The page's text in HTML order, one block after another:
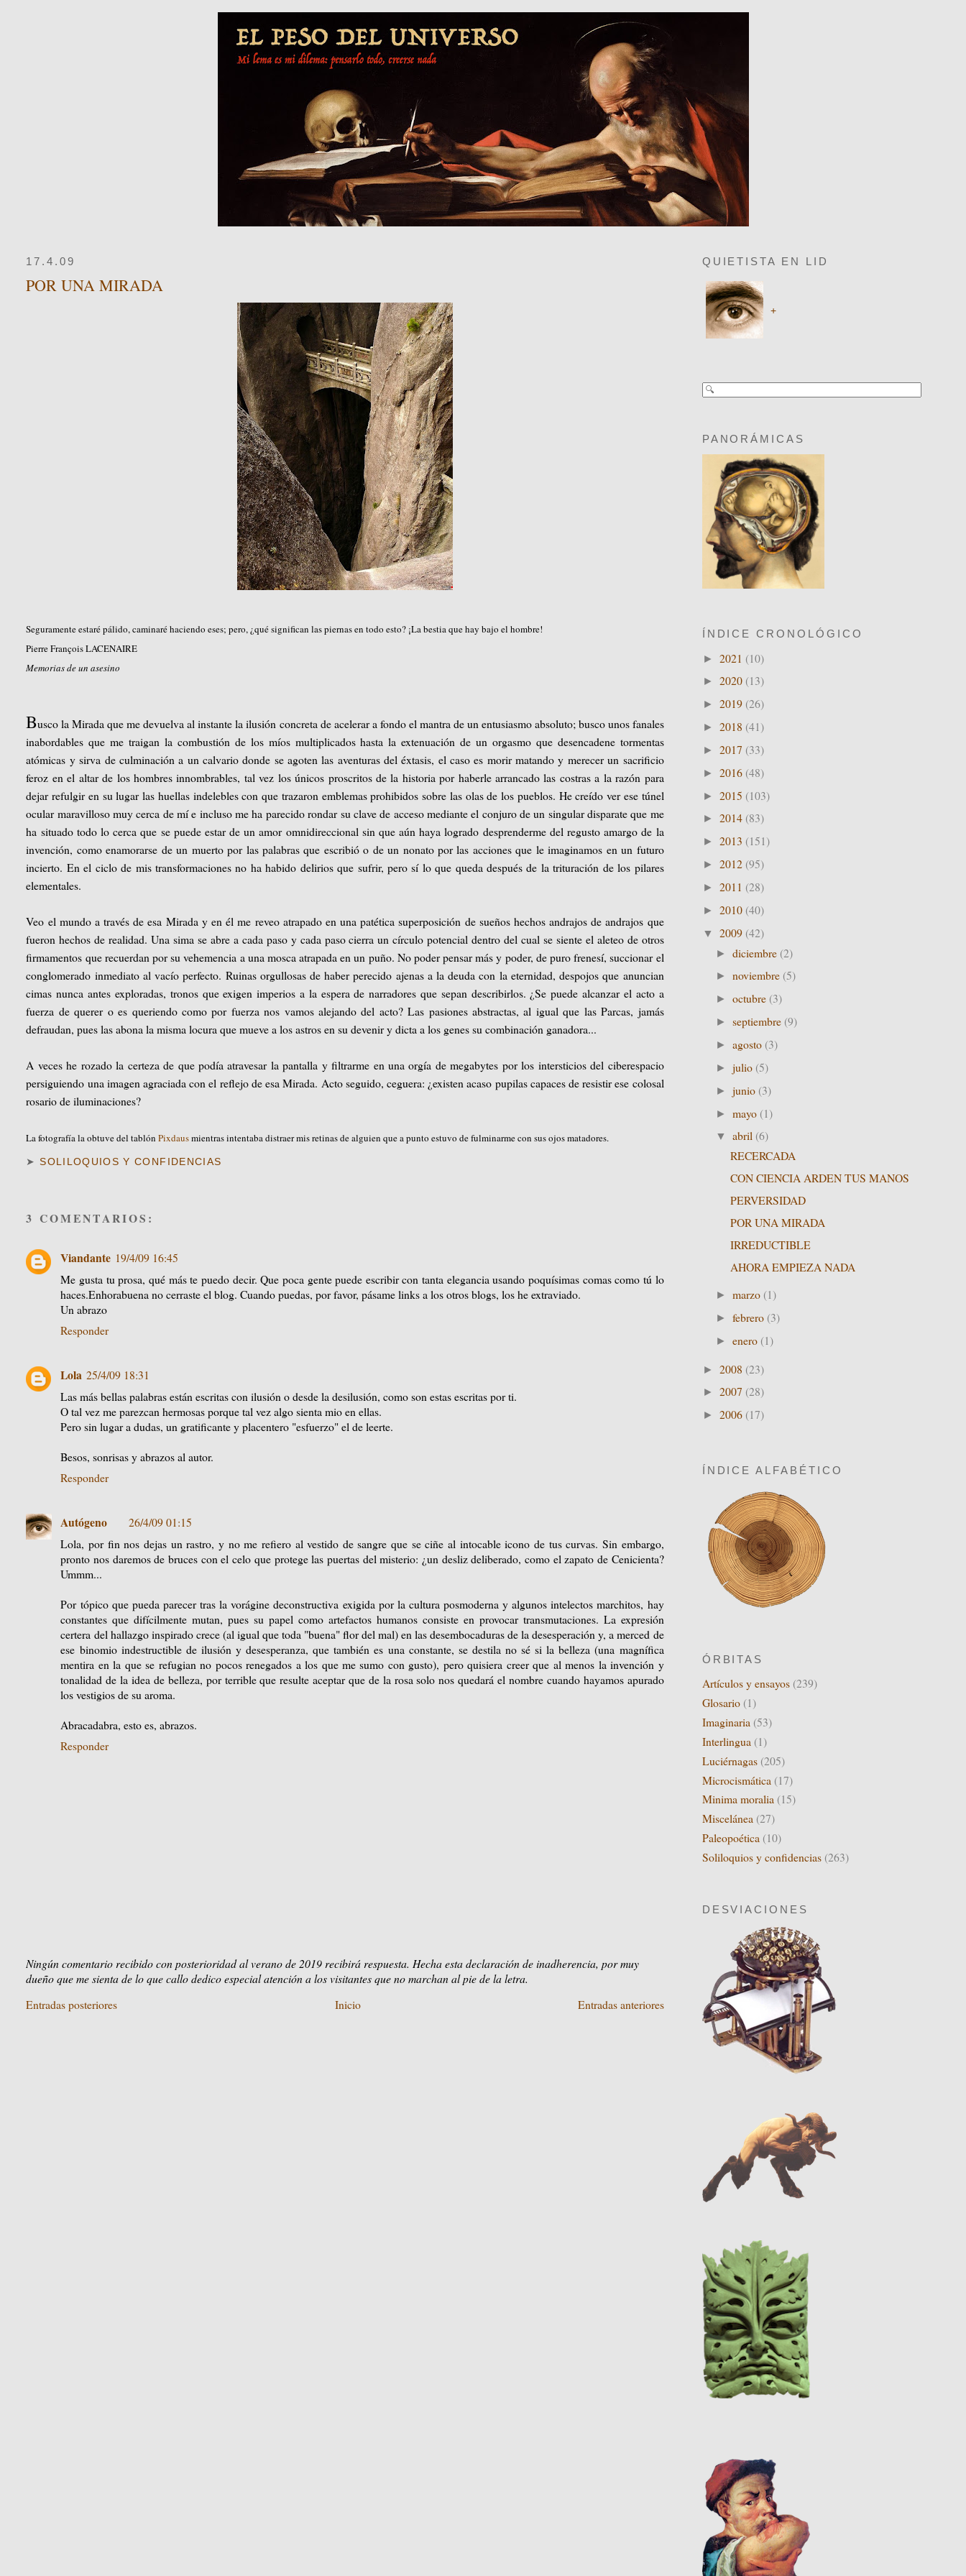
17.4.09
POR UNA MIRADA
Seguramente estaré pálido, caminaré haciendo eses; pero, ¿qué significan las piernas en todo esto? ¡La bestia que hay bajo el hombre!
Pierre François LACENAIRE
Memorias de un asesino
Busco la Mirada que me devuelva al instante la ilusión concreta de acelerar a fondo el mantra de un entusiasmo absoluto; busco unos fanales
inabordables que me traigan la combustión de los míos multiplicados hasta la extenuación de un orgasmo que desencadene tormentas
atómicas y sirva de culminación a un calvario donde se agoten las aventuras del éxtasis, el caso es morir matando y merecer un sacrificio
feroz en el altar de los hombres innombrables, tal vez los únicos proscritos de la historia por haberle arrancado las costras a la razón para
dejar refulgir en su lugar las huellas indelebles con que trazaron emblemas prohibidos sobre las olas de los pueblos. He creído ver ese túnel
ocular maravilloso muy cerca de mí e incluso me ha parecido rondar su clave de acceso mediante el conjuro de un singular disparate que me
ha situado todo lo cerca que se puede estar de un amor omnidireccional sin que aún haya logrado desprenderme del regusto amargo de la
invención, como enamorarse de un muerto por las palabras que escribió o de un nonato por las acciones que le imaginamos en un futuro
incierto. En el ciclo de mis transformaciones no ha habido delirios que sufrir, pero sí lo que queda después de la trituración de los pilares
elementales.
Veo el mundo a través de esa Mirada y en él me reveo atrapado en una patética superposición de sueños hechos andrajos de andrajos que
fueron hechos de realidad. Una sima se abre a cada paso y cada paso cierra un círculo potencial dentro del cual se siente el aleteo de otros
firmamentos que recuerdan por su vehemencia a una mosca atrapada en un puño. No poder pensar más y poder, de puro frenesí, succionar el
conglomerado inmediato al vacío perfecto. Ruinas orgullosas de haber perecido ajenas a la deuda con la eternidad, despojos que anuncian
cimas nunca antes exploradas, tronos que exigen imperios a la espera de narradores que sepan describirlos. ¿Se puede alcanzar el acto a
fuerza de querer o es queriendo como por fuerza nos vamos alejando del acto? Las pasiones abstractas, al igual que las Parcas, jamás
defraudan, pues las abona la misma locura que mueve a los astros en su devenir y dicta a los genes su combinación ganadora...
A veces he rozado la certeza de que podía atravesar la pantalla y filtrarme en una orgía de megabytes por los intersticios del ciberespacio
persiguiendo una imagen agraciada con el reflejo de esa Mirada. Acto seguido, ceguera: ¿existen acaso pupilas capaces de resistir ese colosal
rosario de iluminaciones?
La fotografía la obtuve del tablónPixdausmientras intentaba distraer mis retinas de alguien que a punto estuvo de fulminarme con sus ojos matadores.
➤SOLILOQUIOS Y CONFIDENCIAS
3 COMENTARIOS:
Viandante 19/4/09 16:45
Me gusta tu prosa, qué más te puedo decir. Que poca gente puede escribir con tanta elegancia usando poquísimas comas como tú lo
haces.Enhorabuena no cerraste el blog. Cuando puedas, por favor, pásame links a los otros blogs, los he extraviado.
Un abrazo
Responder
Lola 25/4/09 18:31
Las más bellas palabras están escritas con ilusión o desde la desilusión, como son estas escritas por ti.
O tal vez me parezcan hermosas porque tal vez algo sienta mio en ellas.
Pero sin lugar a dudas, un gratificante y placentero "esfuerzo" el de leerte.
Besos, sonrisas y abrazos al autor.
Responder
Autógeno
26/4/09 01:15
Lola, por fin nos dejas un rastro, y no me refiero al vestido de sangre que se ciñe al intocable icono de tus curvas. Sin embargo,
pronto nos daremos de bruces con el celo que protege las puertas del misterio: ¿un desliz deliberado, como el zapato de Cenicienta?
Ummm...
Por tópico que pueda parecer tras la vorágine deconstructiva exigida por la cultura posmoderna y algunos intelectos marchitos, hay
constantes que difícilmente mutan, pues su papel como artefactos humanos consiste en provocar transmutaciones. La expresión
certera del hallazgo inspirado crece (al igual que toda "buena" flor del mal) en las desembocaduras de la desesperación y, a merced de
ese binomio indestructible de ilusión y desesperanza, que también es una constante, se destila no sé si la belleza (una magnífica
mentira en la que se refugian no pocos renegados a los que me sumo con gusto), pero quisiera creer que al menos la invención y
tonalidad de la idea de belleza, por terrible que resulte aceptar que de la rosa solo nos quedará el nombre cuando hayamos apurado
los vestigios de su aroma.
Abracadabra, esto es, abrazos.
Responder
Ningún comentario recibido con posterioridad al verano de 2019 recibirá respuesta. Hecha esta declaración de inadherencia, por muy
dueño que me sienta de lo que callo dedico especial atención a los visitantes que no marchan al pie de la letra.
Entradas posteriores
Entradas anteriores
Inicio
QUIETISTA EN LID
+
PANORÁMICAS
ÍNDICE CRONOLÓGICO
► 2021 (10)
► 2020 (13)
► 2019 (26)
► 2018 (41)
► 2017 (33)
► 2016 (48)
► 2015 (103)
► 2014 (83)
► 2013 (151)
► 2012 (95)
► 2011 (28)
► 2010 (40)
▼ 2009 (42)
►diciembre (2)
►noviembre (5)
►octubre (3)
►septiembre (9)
►agosto (3)
►julio (5)
►junio (3)
►mayo (1)
▼abril (6)
RECERCADA
CON CIENCIA ARDEN TUS MANOS
PERVERSIDAD
POR UNA MIRADA
IRREDUCTIBLE
AHORA EMPIEZA NADA
►marzo (1)
►febrero (3)
►enero (1)
► 2008 (23)
► 2007 (28)
► 2006 (17)
ÍNDICE ALFABÉTICO
ÓRBITAS
Artículos y ensayos (239)
Glosario (1)
Imaginaria (53)
Interlingua (1)
Luciérnagas (205)
Microcismática (17)
Minima moralia (15)
Miscelánea (27)
Paleopoética (10)
Soliloquios y confidencias (263)
DESVIACIONES